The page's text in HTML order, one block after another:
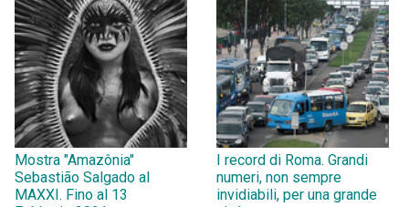
Mostra "Amazônia"
Sebastião Salgado al
MAXXI. Fino al 13
I record di Roma. Grandi
numeri, non sempre
invidiabili, per una grande